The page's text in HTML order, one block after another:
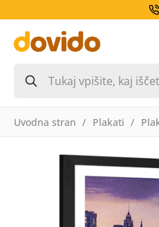
Uvodna stran Plakati